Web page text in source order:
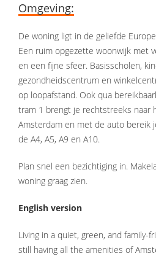
Omgeving:
De woning ligt in de geliefde
Een ruim opgezette woonwijk met
en een fijne sfeer. Basisscholen,
gezondheidscentrum en
op loopafstand. Ook qua
tram 1 brengt je rechtstreeks naar
Amsterdam en met de auto bereik
de A4, A5, A9 en A10.
Plan snel een bezichtiging in.
woning graag zien.
English version
Living in a quiet, green, and family-
still having all the amenities of